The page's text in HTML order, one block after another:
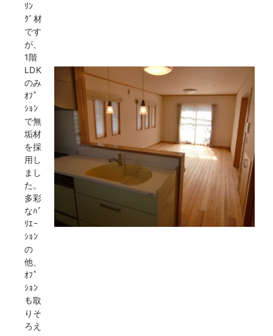
ﾘﾝ
ｸﾞ材
です
が、
1階
LDK
のみ
ｵﾌﾟ
ｼｮﾝ
で無
垢材
を採
用し
まし
た。
多彩
なﾊﾞ
ﾘｴｰ
ｼｮﾝ
の
他、
ｵﾌﾟ
ｼｮﾝ
も取
りそ
ろえ